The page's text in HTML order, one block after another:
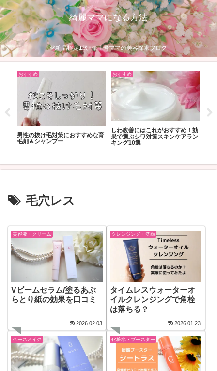
綺麗ママになる方法
化粧品検定1級×修士号ママの美容探求ブログ
おすすめ
男性の抜け毛対策におすすめな育
毛剤＆シャンプー
おすすめ
しわ改善にはこれがおすすめ！効
果で選ぶシワ対策スキンケアラン
キング10選
毛穴レス
美容液・クリーム
Vビームセラム/塗るあぶ
らとり紙の効果を口コミ
2026.02.03
クレンジング・洗顔
タイムレスウォーターオ
イルクレンジングで角栓
は落ちる？
2026.01.23
ベースメイク 化粧水・ブースター